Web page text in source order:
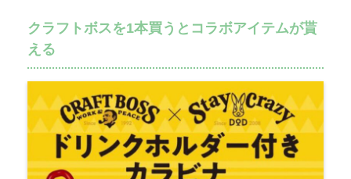
クラフトボスを1本買うとコラボアイテムが貰
える